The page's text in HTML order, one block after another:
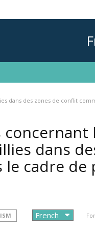
dans des zones de conflit
dans
cadre